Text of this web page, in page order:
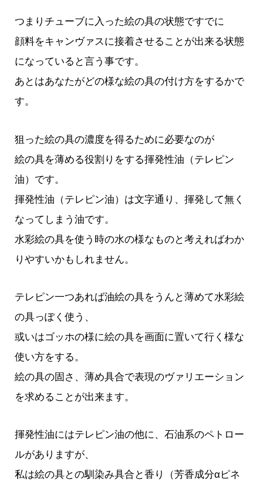
つまりチューブに入った絵の具の状態ですでに
顔料をキャンヴァスに接着させることが出来る状態
になっていると言う事です。
あとはあなたがどの様な絵の具の付け方をするかで
す。
狙った絵の具の濃度を得るために必要なのが
絵の具を薄める役割りをする揮発性油（テレピン
油）です。
揮発性油（テレピン油）は文字通り、揮発して無く
なってしまう油です。
水彩絵の具を使う時の水の様なものと考えればわか
りやすいかもしれません。
テレピン一つあれば油絵の具をうんと薄めて水彩絵
の具っぽく使う、
或いはゴッホの様に絵の具を画面に置いて行く様な
使い方をする。
絵の具の固さ、薄め具合で表現のヴァリエーション
を求めることが出来ます。
揮発性油にはテレピン油の他に、石油系のペトロー
ルがありますが、
私は絵の具との馴染み具合と香り（芳香成分αピネ